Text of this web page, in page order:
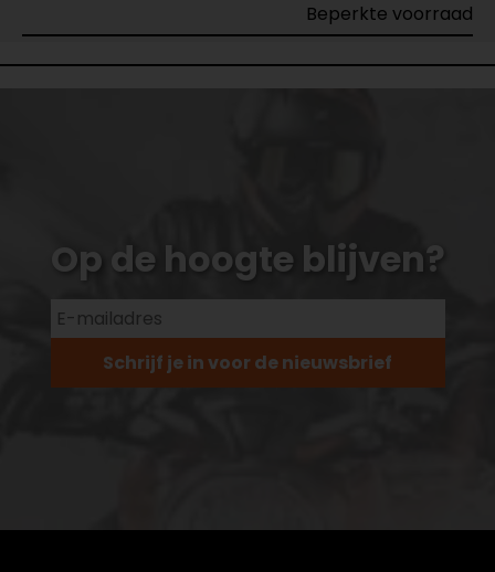
Beperkte voorraad
Op de hoogte blijven?
Schrijf je in voor de nieuwsbrief